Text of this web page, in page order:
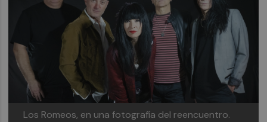
Los Romeos, en una fotografía del reencuentro.